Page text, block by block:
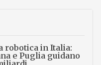
robotica in Italia:
e Puglia guidano